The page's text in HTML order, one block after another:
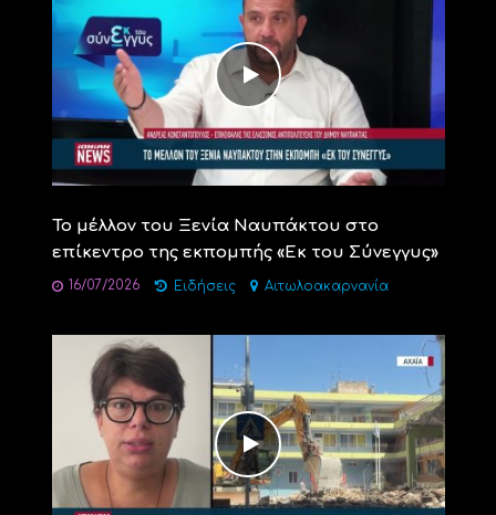
Το μέλλον του Ξενία Ναυπάκτου στο
επίκεντρο της εκπομπής «Εκ του Σύνεγγυς»
16/07/2026 Ειδήσεις Αιτωλοακαρνανία